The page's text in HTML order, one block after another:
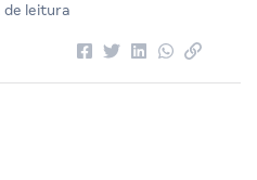
de leitura